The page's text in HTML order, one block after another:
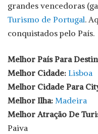
grandes vencedoras
Turismo de Portugal.
conquistados pelo País.
Melhor País Para
Melhor Cidade: Lisboa
Melhor Cidade Para
Melhor Ilha: Madeira
Melhor Atração De
Paiva